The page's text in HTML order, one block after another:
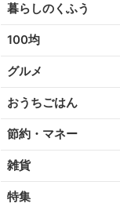
暮らしのくふう
100均
グルメ
おうちごはん
節約・マネー
雑貨
特集